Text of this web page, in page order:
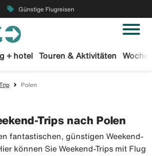
local_offer Günstige Flugreisen
+ hotel Touren & Aktivitäten
Polen
Trips nach Polen
fantastischen, günstigen Weekend-
können Sie Weekend-Trips mit Flug